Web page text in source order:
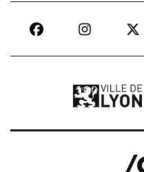
Ville de Lyon